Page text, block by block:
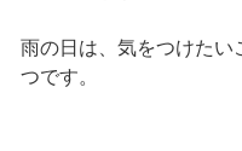
雨の日は、気をつけたい
つです。